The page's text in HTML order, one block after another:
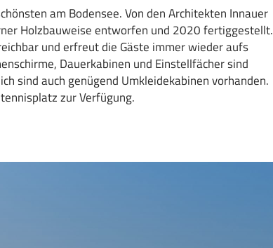
am Bodensee. Von den Architekten Innauer
Holzbauweise entworfen und 2020 fertiggestellt.
und erfreut die Gäste immer wieder aufs
Dauerkabinen und Einstellfächer sind
sind auch genügend Umkleidekabinen vorhanden.
zur Verfügung.